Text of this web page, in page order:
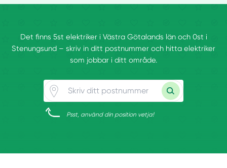
Det finns 5st elektriker i Västra Götalands län och 0st i
Stenungsund – skriv in ditt postnummer och hitta elektriker
som jobbar i ditt område.
Psst, använd din position vetja!